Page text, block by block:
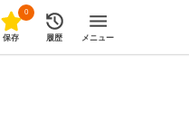
0
保存 履歴 メニュー